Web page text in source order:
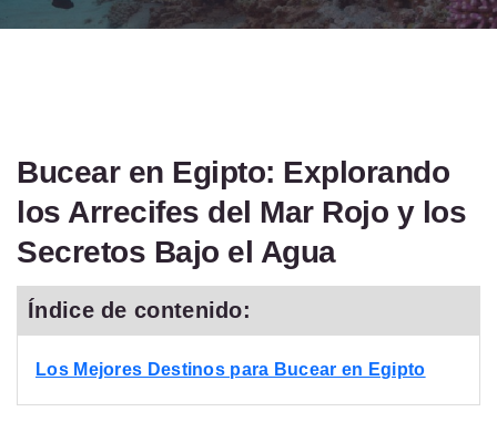
Bucear en Egipto: Explorando
los Arrecifes del Mar Rojo y los
Secretos Bajo el Agua
Índice de contenido:
Los Mejores Destinos para Bucear en Egipto